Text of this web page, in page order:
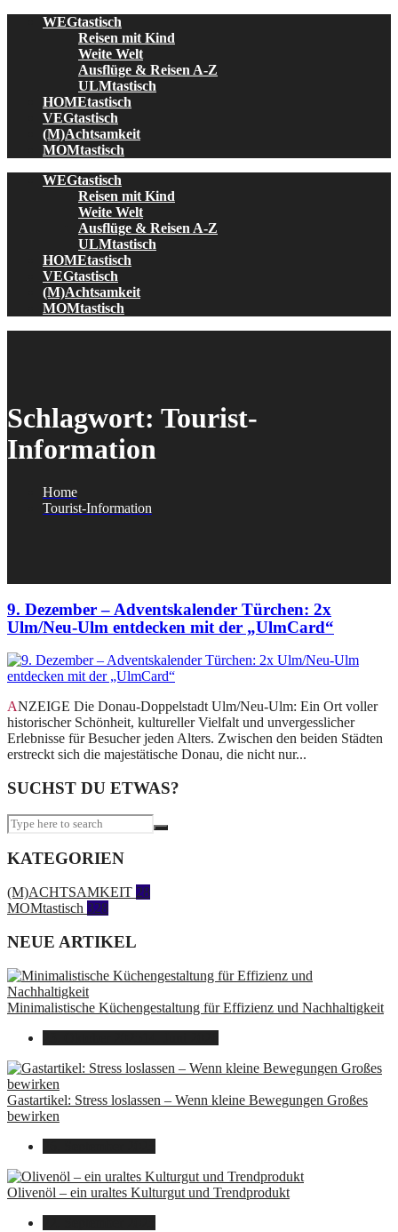
WEGtastisch
Reisen mit Kind
Weite Welt
Ausflüge & Reisen A-Z
ULMtastisch
HOMEtastisch
VEGtastisch
(M)Achtsamkeit
MOMtastisch
WEGtastisch
Reisen mit Kind
Weite Welt
Ausflüge & Reisen A-Z
ULMtastisch
HOMEtastisch
VEGtastisch
(M)Achtsamkeit
MOMtastisch
Schlagwort: Tourist-
Information
Home
Tourist-Information
9. Dezember – Adventskalender Türchen: 2x
Ulm/Neu-Ulm entdecken mit der „UlmCard“
ANZEIGE Die Donau-Doppelstadt Ulm/Neu-Ulm: Ein Ort voller
historischer Schönheit, kultureller Vielfalt und unvergesslicher
Erlebnisse für Besucher jeden Alters. Zwischen den beiden Städten
erstreckt sich die majestätische Donau, die nicht nur...
SUCHST DU ETWAS?
KATEGORIEN
(M)ACHTSAMKEIT 28
MOMtastisch 328
NEUE ARTIKEL
Minimalistische Küchengestaltung für Effizienz und Nachhaltigkeit
Gastartikel: Stress loslassen – Wenn kleine Bewegungen Großes
bewirken
Olivenöl – ein uraltes Kulturgut und Trendprodukt